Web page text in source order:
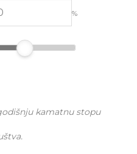
%
kamatnu stopu